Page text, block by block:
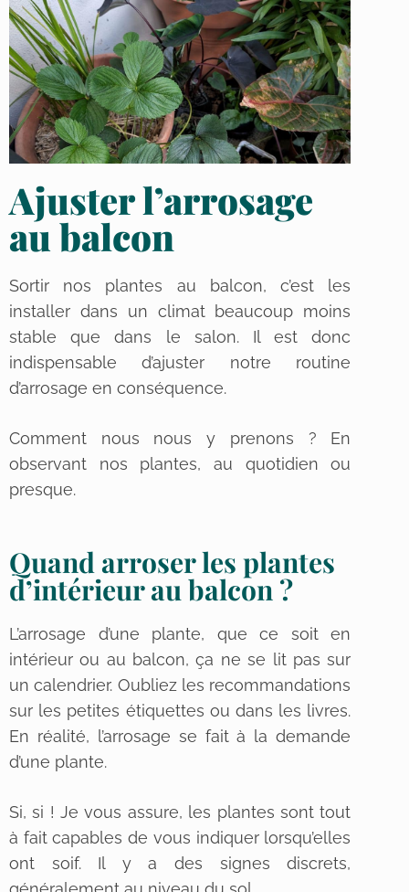
Ajuster l’arrosage
au balcon
Sortir nos plantes au balcon, c’est les
installer dans un climat beaucoup moins
stable que dans le salon. Il est donc
indispensable d’ajuster notre routine
d’arrosage en conséquence.
Comment nous nous y prenons ? En
observant nos plantes, au quotidien ou
presque.
Quand arroser les plantes
d’intérieur au balcon ?
L’arrosage d’une plante, que ce soit en
intérieur ou au balcon, ça ne se lit pas sur
un calendrier. Oubliez les recommandations
sur les petites étiquettes ou dans les livres.
En réalité, l’arrosage se fait à la demande
d’une plante.
Si, si ! Je vous assure, les plantes sont tout
à fait capables de vous indiquer lorsqu’elles
ont soif. Il y a des signes discrets,